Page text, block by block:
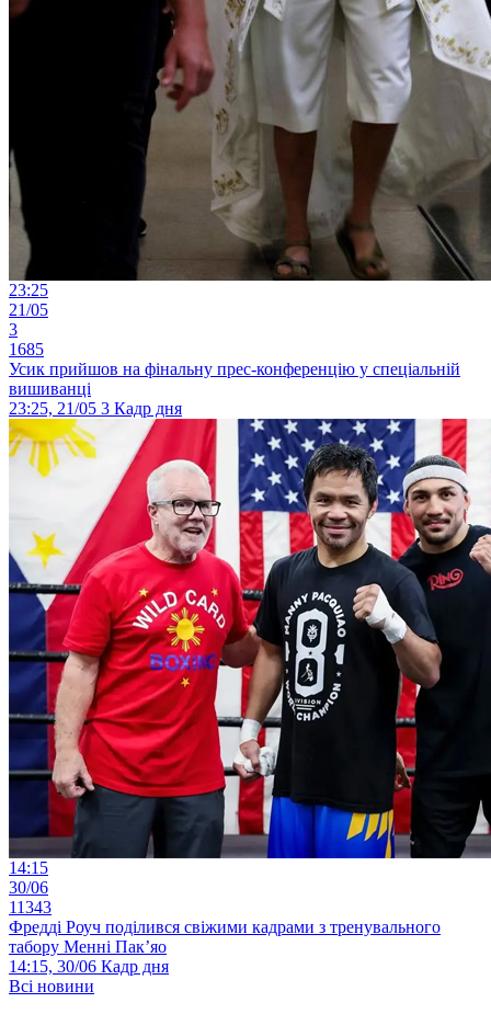
23:25
21/05
3
1685
Усик прийшов на фінальну прес-конференцію у спеціальній
вишиванці
23:25, 21/05 3 Кадр дня
14:15
30/06
11343
Фредді Роуч поділився свіжими кадрами з тренувального
табору Менні Пак’яо
14:15, 30/06 Кадр дня
Всі новини